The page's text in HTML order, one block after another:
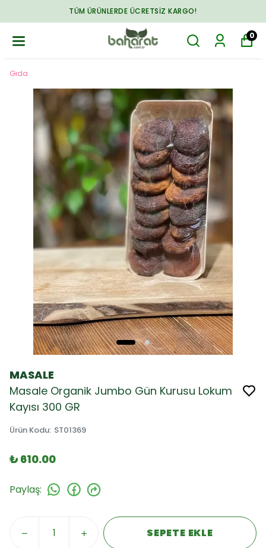
TÜM ÜRÜNLERDE ÜCRETSIZ KARGO!
0
Gıda
MASALE
Masale Organik Jumbo Gün Kurusu Lokum
Kayısı 300 GR
Ürün Kodu: ST01369
₺ 610.00
Paylaş:
SEPETE EKLE